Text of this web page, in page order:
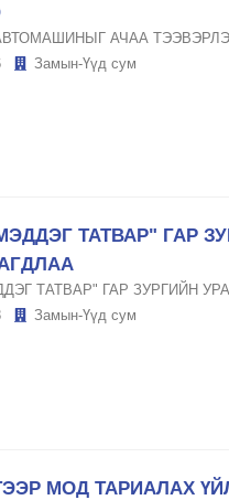
АЧАА
Замын-Үүд сум
ТАТВАР" ГАР
ТАТВАР" ГАР ЗУРГИЙН
Замын-Үүд сум
МОД ТАРИАЛАХ